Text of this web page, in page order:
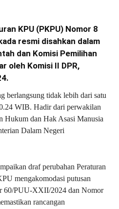
KPU (PKPU) Nomor 8
resmi disahkan dalam
dan Komisi Pemilihan
oleh Komisi II DPR,
berlangsung tidak lebih dari satu
WIB. Hadir dari perwakilan
Hukum dan Hak Asasi Manusia
Dalam Negeri
draf perubahan Peraturan
mengakomodasi putusan
60/PUU-XXII/2024 dan Nomor
rancangan